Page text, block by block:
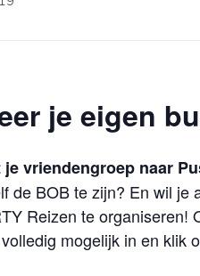
je eigen
je vriendengroep naar
de BOB te zijn? En wil
Reizen te
mogelijk in en klik